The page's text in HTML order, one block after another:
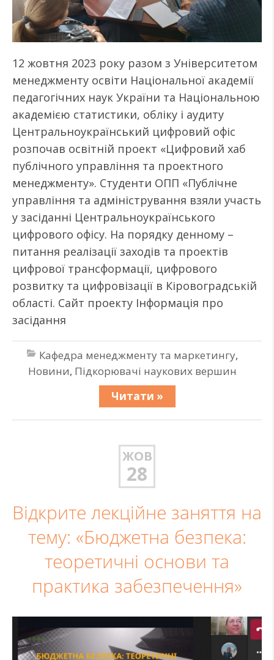
12 жовтня 2023 року разом з Університетом
менеджменту освіти Національної академії
педагогічних наук України та Національною
академією статистики, обліку і аудиту
Центральноукраїнський цифровий офіс
розпочав освітній проект «Цифровий хаб
публічного управління та проектного
менеджменту». Студенти ОПП «Публічне
управління та адміністрування взяли участь
у засіданні Центральноукраїнського
цифрового офісу. На порядку денному –
питання реалізації заходів та проектів
цифрової трансформації, цифрового
розвитку та цифровізації в Кіровоградській
області. Сайт проекту Інформація про
засідання
Кафедра менеджменту та маркетингу,
Новини, Підкорювачі наукових вершин
Читати »
ЖОВ
28
Відкрите лекційне заняття на
тему: «Бюджетна безпека:
теоретичні основи та
практика забезпечення»